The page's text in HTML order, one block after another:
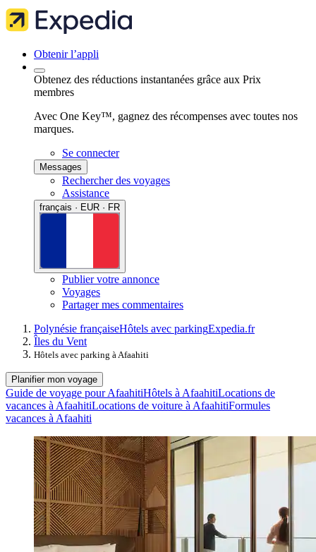
Obtenir l’appli
Obtenez des réductions instantanées grâce aux Prix
membres
Avec One Key™, gagnez des récompenses avec toutes nos
marques.
Se connecter
Messages
Rechercher des voyages
Assistance
français · EUR · FR
Publier votre annonce
Voyages
Partager mes commentaires
Polynésie françaiseHôtels avec parkingExpedia.fr
Îles du Vent
Hôtels avec parking à Afaahiti
Planifier mon voyage
Guide de voyage pour AfaahitiHôtels à AfaahitiLocations de
vacances à AfaahitiLocations de voiture à AfaahitiFormules
vacances à Afaahiti